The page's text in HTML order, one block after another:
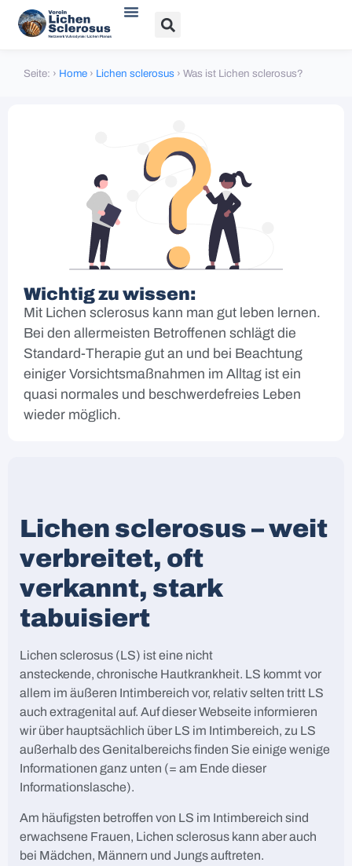
Seite: › Home › Lichen sclerosus › Was ist Lichen sclerosus?
Wichtig zu wissen:
Mit Lichen sclerosus kann man gut leben lernen.
Bei den allermeisten Betroffenen schlägt die
Standard-Therapie gut an und bei Beachtung
einiger Vorsichtsmaßnahmen im Alltag ist ein
quasi normales und beschwerdefreies Leben
wieder möglich.
Lichen sclerosus – weit
verbreitet, oft
verkannt, stark
tabuisiert
Lichen sclerosus (LS) ist eine nicht
ansteckende, chronische Hautkrankheit. LS kommt vor
allem im äußeren Intimbereich vor, relativ selten tritt LS
auch extragenital auf. Auf dieser Webseite informieren
wir über hauptsächlich über LS im Intimbereich, zu LS
außerhalb des Genitalbereichs finden Sie einige wenige
Informationen ganz unten (= am Ende dieser
Informationslasche).
Am häufigsten betroffen von LS im Intimbereich sind
erwachsene Frauen, Lichen sclerosus kann aber auch
bei Mädchen, Männern und Jungs auftreten.